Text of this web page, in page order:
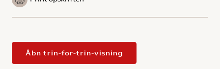
Åbn trin-for-trin-visning